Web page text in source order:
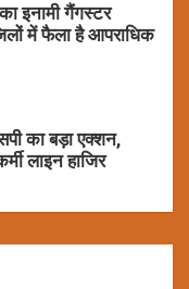
इनामी गैंगस्टर
में फैला है आपराधिक
का बड़ा एक्शन,
लाइन हाजिर